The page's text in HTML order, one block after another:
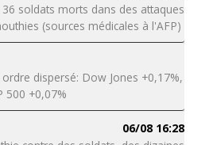
soldats morts dans des attaques
(sources médicales à l'AFP)
dispersé: Dow Jones +0,17%,
500 +0,07%
06/08 16:28